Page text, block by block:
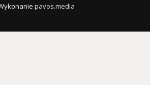
pavos.media